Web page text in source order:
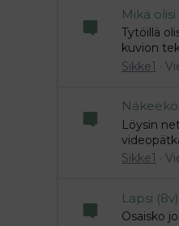
Mikä
Tytöillä
kuvion
Sikke1
Löysin
Sikke1
Lapsi
Osaisko